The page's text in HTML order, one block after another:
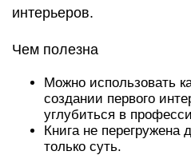
интерьеров.
Чем полезна
Можно использовать
создании первого
углубиться в
Книга не перегружена
только суть.